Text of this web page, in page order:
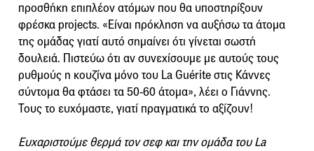
προσθήκη επιπλέον ατόμων που θα υποστηρίξουν
φρέσκα projects. «Είναι πρόκληση να αυξήσω τα άτομα
της ομάδας γιατί αυτό σημαίνει ότι γίνεται σωστή
δουλειά. Πιστεύω ότι αν συνεχίσουμε με αυτούς τους
ρυθμούς η κουζίνα μόνο του La Guérite στις Κάννες
σύντομα θα φτάσει τα 50-60 άτομα», λέει ο Γιάννης.
Τους το ευχόμαστε, γιατί πραγματικά το αξίζουν!
Ευχαριστούμε θερμά τον σεφ και την ομάδα του La